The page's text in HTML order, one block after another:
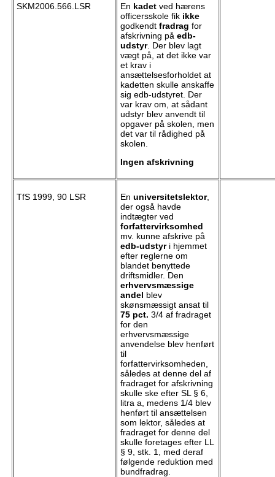
SKM2006.566.LSR En kadetved hærens
officersskole fik ikke
godkendt fradrag for
afskrivning på edb-
udstyr. Der blev lagt
vægt på, at det ikke var
et krav i
ansættelsesforholdet at
kadetten skulle anskaffe
sig edb-udstyret. Der
var krav om, at sådant
udstyr blev anvendt til
opgaver på skolen, men
det var til rådighed på
skolen.
Ingen afskrivning
TfS 1999, 90 LSR En universitetslektor,
der også havde
indtægter ved
forfattervirksomhed
mv. kunne afskrive på
edb-udstyri hjemmet
efter reglerne om
blandet benyttede
driftsmidler. Den
erhvervsmæssige
andel blev
skønsmæssigt ansat til
75 pct. 3/4 af fradraget
for den
erhvervsmæssige
anvendelse blev henført
til
forfattervirksomheden,
således at denne del af
fradraget for afskrivning
skulle ske efter SL § 6,
litra a, medens 1/4 blev
henført til ansættelsen
som lektor, således at
fradraget for denne del
skulle foretages efter LL
§ 9, stk. 1, med deraf
følgende reduktion med
bundfradrag.